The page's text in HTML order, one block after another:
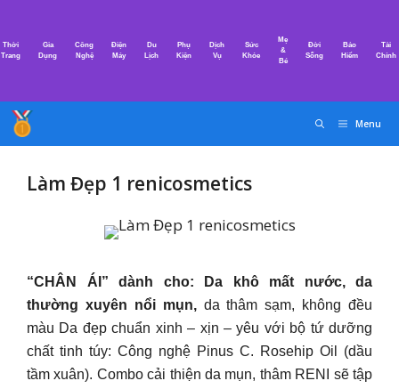
nội
Thời
Trang
Gia
Dụng
Công
Nghệ
Điện
Máy
Du
Lịch
Phụ
Kiện
Dịch
Vụ
Sức
Khỏe
Mẹ
&
Bé
Đời
Sống
Bảo
Hiểm
Tài
Chính
Menu
Làm Đẹp 1 renicosmetics
“CHÂN ÁI” dành cho: Da khô mất nước, da
thường xuyên nổi mụn, da thâm sạm, không đều
màu Da đẹp chuẩn xinh – xịn – yêu với bộ tứ dưỡng
chất tinh túy: Công nghệ Pinus C. Rosehip Oil (dầu
tầm xuân). Combo cải thiện da mụn, thâm RENI sẽ tập